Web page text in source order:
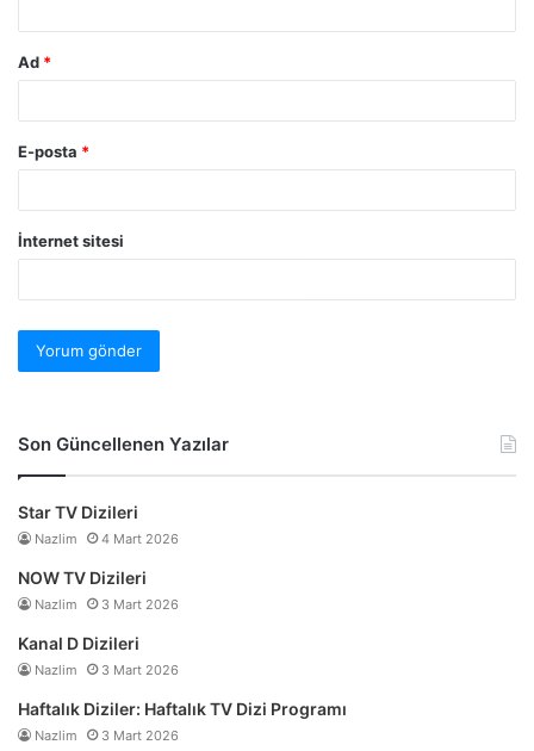
Ad *
E-posta *
İnternet sitesi
Son Güncellenen Yazılar
Star TV Dizileri
Nazlim 4 Mart 2026
NOW TV Dizileri
Nazlim 3 Mart 2026
Kanal D Dizileri
Nazlim 3 Mart 2026
Haftalık Diziler: Haftalık TV Dizi Programı
Nazlim 3 Mart 2026